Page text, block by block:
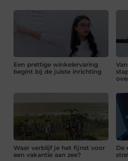
Een prettige winkelervaring
begint bij de juiste inrichting
Waar verblijf je het fijnst voor
een vakantie aan zee?
De